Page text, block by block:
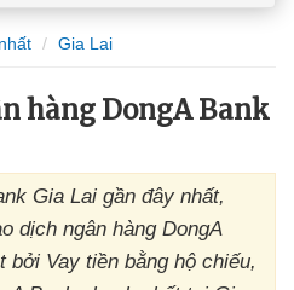
Gia Lai
hàng DongA Bank
Gia Lai gần đây nhất,
dịch ngân hàng DongA
bởi Vay tiền bằng hộ chiếu,